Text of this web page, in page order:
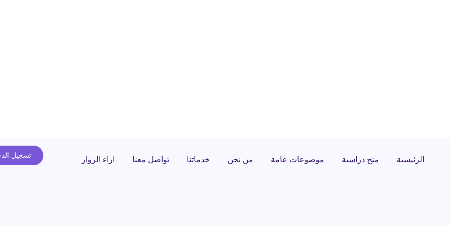
تسجيل الرئيسية منح دراسية موضوعات عامة من نحن خدماتنا تواصل معنا اراء الزوار